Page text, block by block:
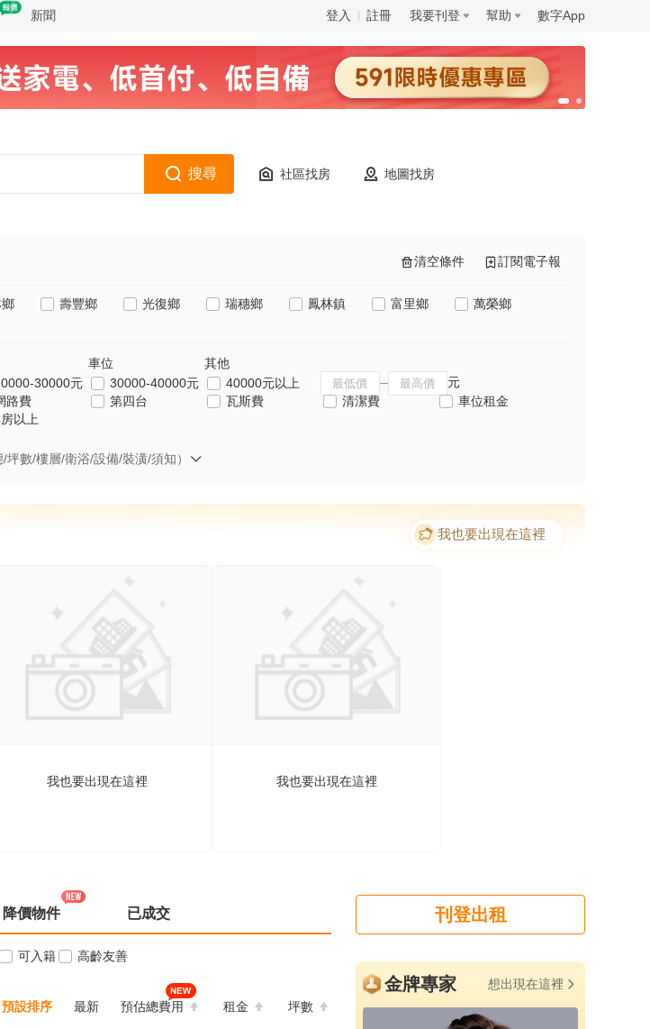
新聞 登入 註冊 我要刊登 幫助 數字App
搜尋 社區找房 地圖找房
清空條件 訂閱電子報
壽豐鄉 光復鄉 瑞穗鄉 鳳林鎮 富里鄉
萬榮鄉
車位
其他
30000元 30000-40000元 40000元以上
元
路費 第四台 瓦斯費 清潔費
車位租金
以上
/坪數/樓層/衛浴/設備/裝潢/須知）
我也要出現在這裡
我也要出現在這裡 我也要出現在這裡
降價物件 已成交
可入籍 高齡友善
預設排序 最新 預估總費用 租金 坪數
刊登出租
金牌專家 想出現在這裡